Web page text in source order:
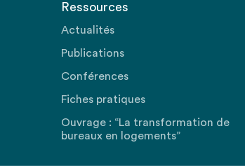
Ressources
Actualités
Publications
Conférences
Fiches pratiques
Ouvrage : “La transformation de
bureaux en logements”